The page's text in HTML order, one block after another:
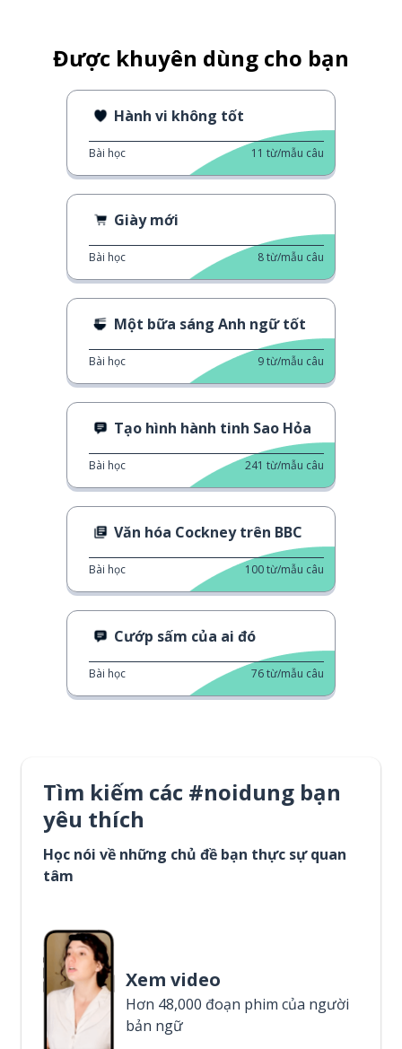
Được khuyên dùng cho bạn
Hành vi không tốt
Bài học 11 từ/mẫu câu
Giày mới
Bài học 8từ/mẫu câu
Một bữa sáng Anh ngữ tốt
Bài học 9từ/mẫu câu
Tạo hình hành tinh Sao Hỏa
Bài học 241 từ/mẫu câu
Văn hóa Cockney trên BBC
Bài học 100từ/mẫu câu
Cướp sấm của ai đó
Bài học 76từ/mẫu câu
Tìm kiếm các #noidung bạn
yêu thích
Học nói về những chủ đề bạn thực sự quan
tâm
Xem video
Hơn 48,000 đoạn phim của người
bản ngữ